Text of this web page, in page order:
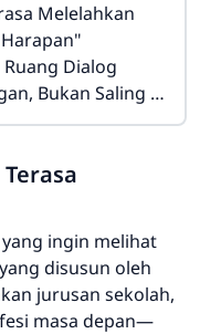
Melelahkan
Dialog
Saling Mendahului
ingin melihat
disusun oleh
jurusan sekolah,
masa depan—